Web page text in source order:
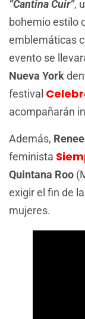
“Cantina Cuir”,
bohemio estilo
emblemáticas
evento se
Nueva York
festival
acompañarán
Además,
feminista
Quintana Roo
exigir el fin de
mujeres.